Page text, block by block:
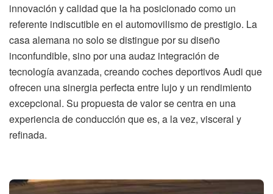
innovación y calidad que la ha posicionado como un
referente indiscutible en el automovilismo de prestigio. La
casa alemana no solo se distingue por su diseño
inconfundible, sino por una audaz integración de
tecnología avanzada, creando coches deportivos Audi que
ofrecen una sinergia perfecta entre lujo y un rendimiento
excepcional. Su propuesta de valor se centra en una
experiencia de conducción que es, a la vez, visceral y
refinada.